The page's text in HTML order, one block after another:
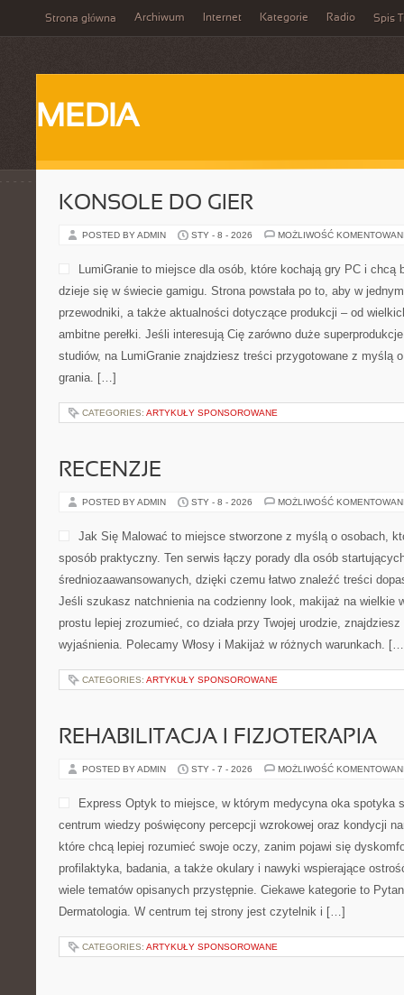
Strona główna Archiwum Internet Kategorie Radio Spis
MEDIA
KONSOLE DO GIER
POSTED BY ADMIN STY - 8 - 2026 MOŻLIWOŚĆ
LumiGranie to miejsce dla osób, które kochają gry PC i chcą
dzieje się w świecie gamigu. Strona powstała po to, aby w
przewodniki, a także aktualności dotyczące produkcji – od
ambitne perełki. Jeśli interesują Cię zarówno duże
studiów, na LumiGranie znajdziesz treści przygotowane z myślą
grania. […]
CATEGORIES: ARTYKUŁY SPONSOROWANE
RECENZJE
POSTED BY ADMIN STY - 8 - 2026 MOŻLIWOŚĆ
Jak Się Malować to miejsce stworzone z myślą o osobach,
sposób praktyczny. Ten serwis łączy porady dla osób
średniozaawansowanych, dzięki czemu łatwo znaleźć treści
Jeśli szukasz natchnienia na codzienny look, makijaż na wielkie
prostu lepiej zrozumieć, co działa przy Twojej urodzie,
wyjaśnienia. Polecamy Włosy i Makijaż w różnych warunkach.
CATEGORIES: ARTYKUŁY SPONSOROWANE
REHABILITACJA I FIZJOTERAPIA
POSTED BY ADMIN STY - 7 - 2026 MOŻLIWOŚĆ
Express Optyk to miejsce, w którym medycyna oka spotyka
centrum wiedzy poświęcony percepcji wzrokowej oraz kondycji
które chcą lepiej rozumieć swoje oczy, zanim pojawi się
profilaktyka, badania, a także okulary i nawyki wspierające
wiele tematów opisanych przystępnie. Ciekawe kategorie to
Dermatologia. W centrum tej strony jest czytelnik i […]
CATEGORIES: ARTYKUŁY SPONSOROWANE